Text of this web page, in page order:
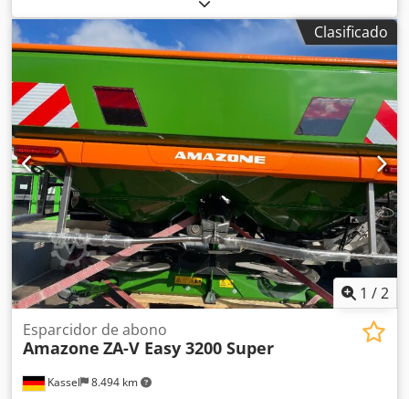
Clasificado
1 /2
Kassel 8.494 km
Esparcidor de abono
Amazone ZA-V Easy 3200 Super